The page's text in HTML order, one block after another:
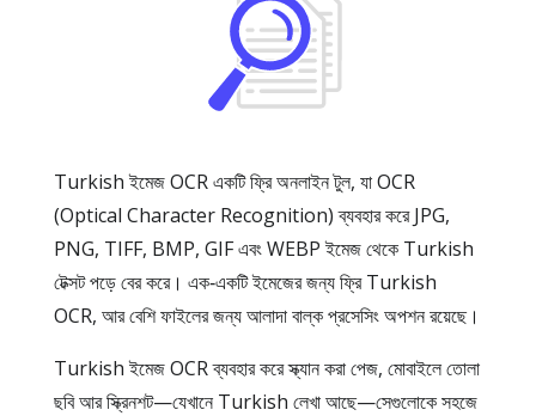
Turkish ইমেজ OCR একটি ফ্রি অনলাইন টুল, যা OCR
(Optical Character Recognition) ব্যবহার করে JPG,
PNG, TIFF, BMP, GIF এবং WEBP ইমেজ থেকে Turkish
টেক্সট পড়ে বের করে। এক‑একটি ইমেজের জন্য ফ্রি Turkish
OCR, আর বেশি ফাইলের জন্য আলাদা বাল্ক প্রসেসিং অপশন রয়েছে।
Turkish ইমেজ OCR ব্যবহার করে স্ক্যান করা পেজ, মোবাইলে তোলা
ছবি আর স্ক্রিনশট—যেখানে Turkish লেখা আছে—সেগুলোকে সহজে